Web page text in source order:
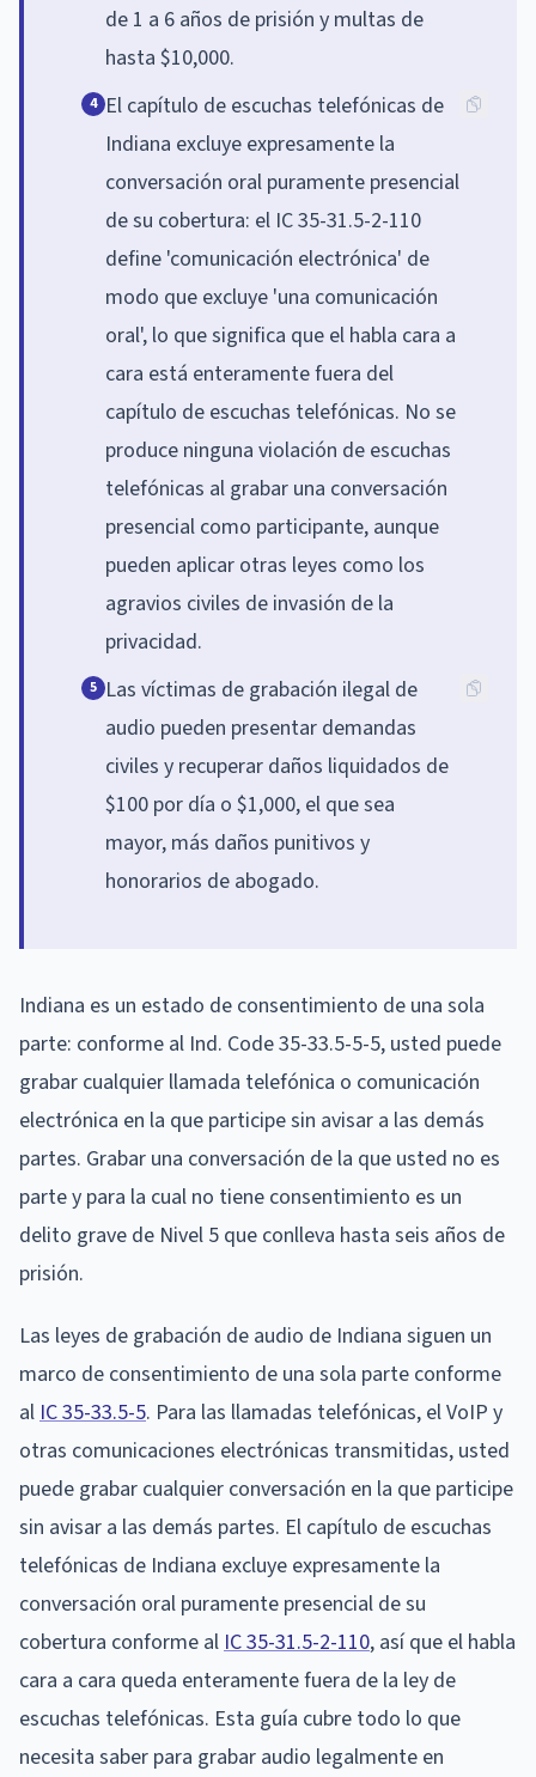
de 1 a 6 años de prisión y multas de
hasta $10,000.
4 El capítulo de escuchas telefónicas de
Indiana excluye expresamente la
conversación oral puramente presencial
de su cobertura: el IC 35-31.5-2-110
define 'comunicación electrónica' de
modo que excluye 'una comunicación
oral', lo que significa que el habla cara a
cara está enteramente fuera del
capítulo de escuchas telefónicas. No se
produce ninguna violación de escuchas
telefónicas al grabar una conversación
presencial como participante, aunque
pueden aplicar otras leyes como los
agravios civiles de invasión de la
privacidad.
5 Las víctimas de grabación ilegal de
audio pueden presentar demandas
civiles y recuperar daños liquidados de
$100 por día o $1,000, el que sea
mayor, más daños punitivos y
honorarios de abogado.
Indiana es un estado de consentimiento de una sola
parte: conforme al Ind. Code 35-33.5-5-5, usted puede
grabar cualquier llamada telefónica o comunicación
electrónica en la que participe sin avisar a las demás
partes. Grabar una conversación de la que usted no es
parte y para la cual no tiene consentimiento es un
delito grave de Nivel 5 que conlleva hasta seis años de
prisión.
Las leyes de grabación de audio de Indiana siguen un
marco de consentimiento de una sola parte conforme
al IC 35-33.5-5. Para las llamadas telefónicas, el VoIP y
otras comunicaciones electrónicas transmitidas, usted
puede grabar cualquier conversación en la que participe
sin avisar a las demás partes. El capítulo de escuchas
telefónicas de Indiana excluye expresamente la
conversación oral puramente presencial de su
cobertura conforme al IC 35-31.5-2-110, así que el habla
cara a cara queda enteramente fuera de la ley de
escuchas telefónicas. Esta guía cubre todo lo que
necesita saber para grabar audio legalmente en